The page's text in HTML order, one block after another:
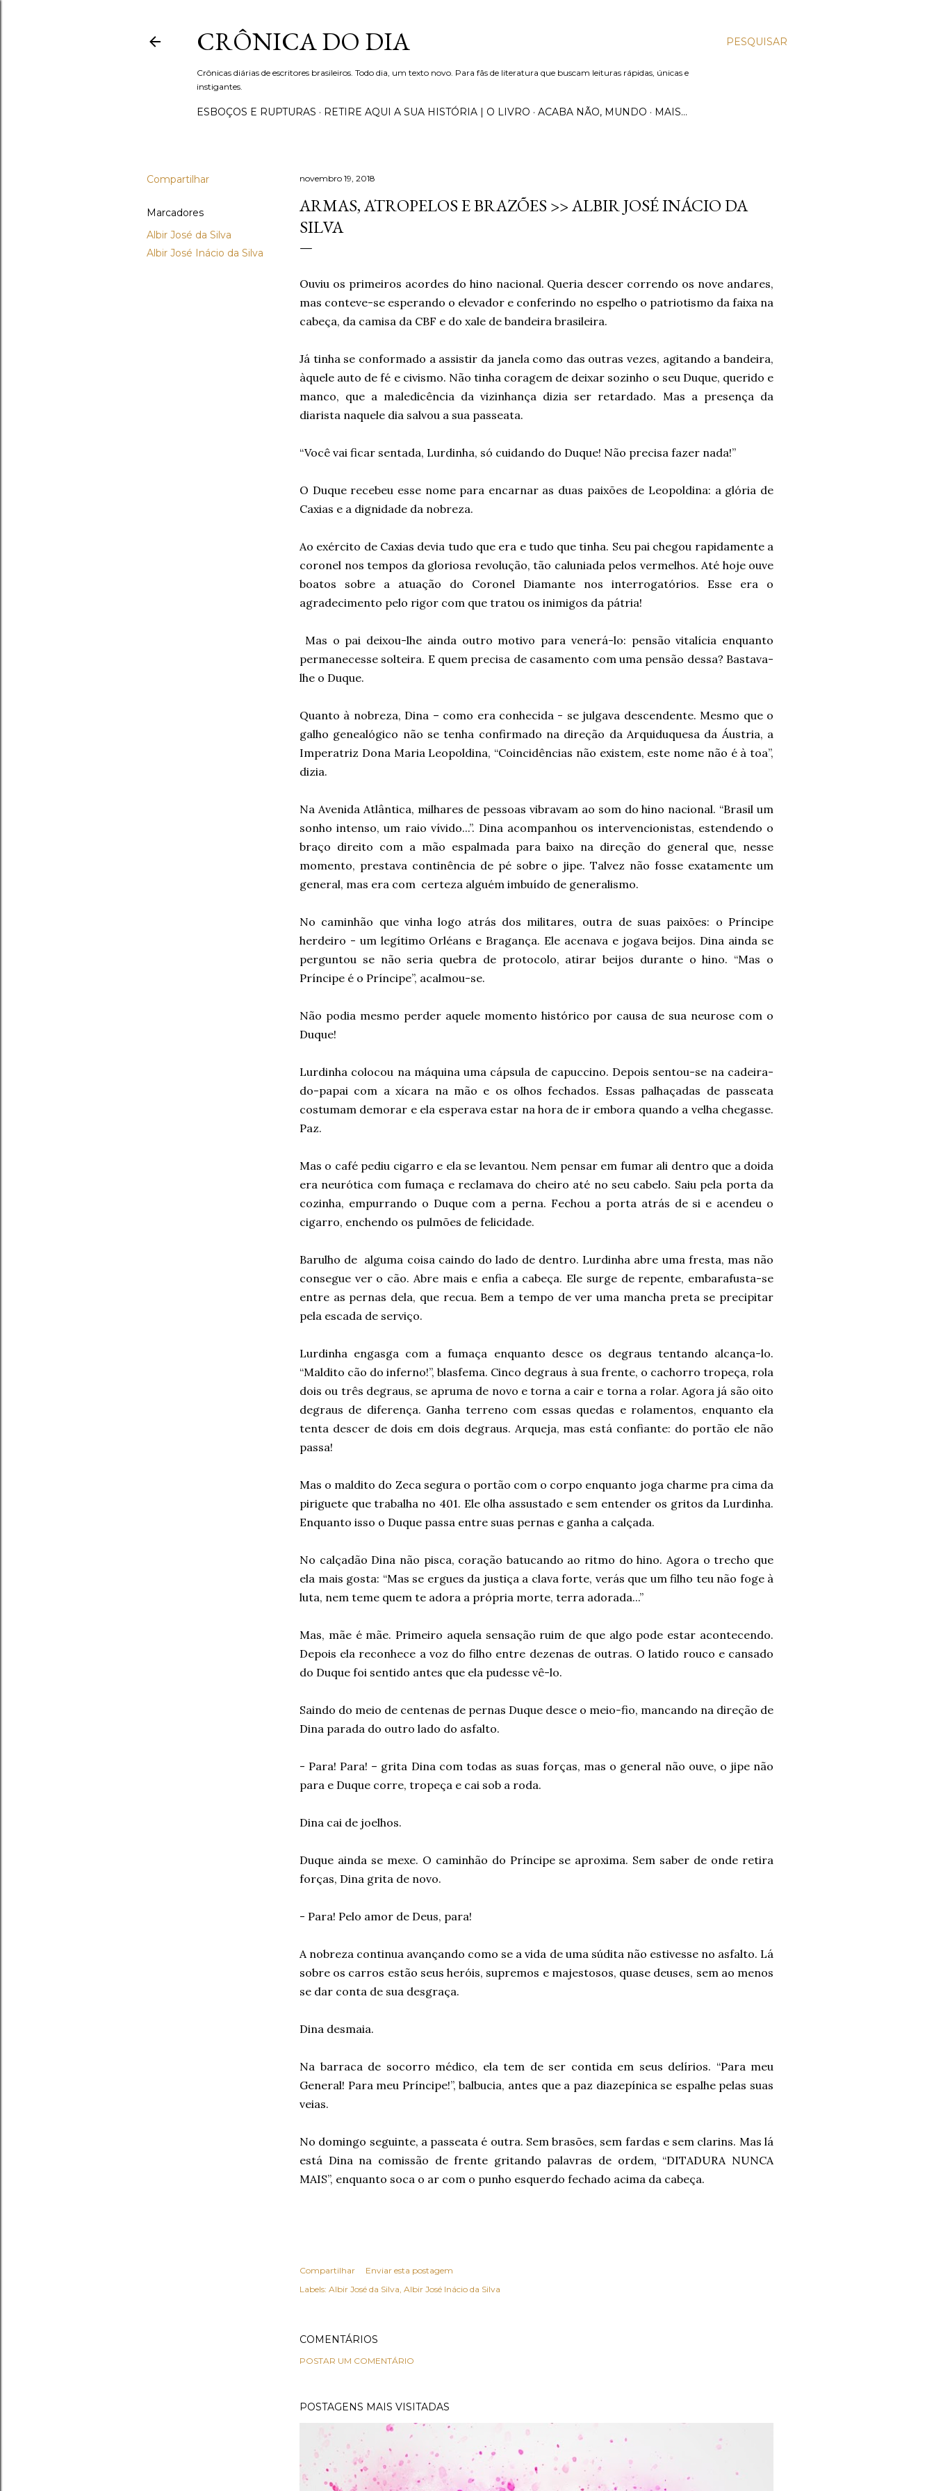
PESQUISAR
CRÔNICA DO DIA
Crônicas diárias de escritores brasileiros. Todo dia, um texto novo. Para fãs de literatura que buscam leituras rápidas, únicas e
instigantes.
ESBOÇOS E RUPTURAS RETIRE AQUI A SUA HISTÓRIA | O LIVRO ACABA NÃO, MUNDO MAIS…
Compartilhar
Marcadores
Albir José da Silva
Albir José Inácio da Silva
novembro 19, 2018
ARMAS, ATROPELOS E BRAZÕES >> ALBIR JOSÉ INÁCIO DA
SILVA
Ouviu os primeiros acordes do hino nacional. Queria descer correndo os nove andares,
mas conteve-se esperando o elevador e conferindo no espelho o patriotismo da faixa na
cabeça, da camisa da CBF e do xale de bandeira brasileira.
Já tinha se conformado a assistir da janela como das outras vezes, agitando a bandeira,
àquele auto de fé e civismo. Não tinha coragem de deixar sozinho o seu Duque, querido e
manco, que a maledicência da vizinhança dizia ser retardado. Mas a presença da
diarista naquele dia salvou a sua passeata.
“Você vai ficar sentada, Lurdinha, só cuidando do Duque! Não precisa fazer nada!”
O Duque recebeu esse nome para encarnar as duas paixões de Leopoldina: a glória de
Caxias e a dignidade da nobreza.
Ao exército de Caxias devia tudo que era e tudo que tinha. Seu pai chegou rapidamente a
coronel nos tempos da gloriosa revolução, tão caluniada pelos vermelhos. Até hoje ouve
boatos sobre a atuação do Coronel Diamante nos interrogatórios. Esse era o
agradecimento pelo rigor com que tratou os inimigos da pátria!
Mas o pai deixou-lhe ainda outro motivo para venerá-lo: pensão vitalícia enquanto
permanecesse solteira. E quem precisa de casamento com uma pensão dessa? Bastava-
lhe o Duque.
Quanto à nobreza, Dina – como era conhecida - se julgava descendente. Mesmo que o
galho genealógico não se tenha confirmado na direção da Arquiduquesa da Áustria, a
Imperatriz Dona Maria Leopoldina, “Coincidências não existem, este nome não é à toa”,
dizia.
Na Avenida Atlântica, milhares de pessoas vibravam ao som do hino nacional. “Brasil um
sonho intenso, um raio vívido...”. Dina acompanhou os intervencionistas, estendendo o
braço direito com a mão espalmada para baixo na direção do general que, nesse
momento, prestava continência de pé sobre o jipe. Talvez não fosse exatamente um
general, mas era com certeza alguém imbuído de generalismo.
No caminhão que vinha logo atrás dos militares, outra de suas paixões: o Príncipe
herdeiro - um legítimo Orléans e Bragança. Ele acenava e jogava beijos. Dina ainda se
perguntou se não seria quebra de protocolo, atirar beijos durante o hino. “Mas o
Príncipe é o Príncipe”, acalmou-se.
Não podia mesmo perder aquele momento histórico por causa de sua neurose com o
Duque!
Lurdinha colocou na máquina uma cápsula de capuccino. Depois sentou-se na cadeira-
do-papai com a xícara na mão e os olhos fechados. Essas palhaçadas de passeata
costumam demorar e ela esperava estar na hora de ir embora quando a velha chegasse.
Paz.
Mas o café pediu cigarro e ela se levantou. Nem pensar em fumar ali dentro que a doida
era neurótica com fumaça e reclamava do cheiro até no seu cabelo. Saiu pela porta da
cozinha, empurrando o Duque com a perna. Fechou a porta atrás de si e acendeu o
cigarro, enchendo os pulmões de felicidade.
Barulho de alguma coisa caindo do lado de dentro. Lurdinha abre uma fresta, mas não
consegue ver o cão. Abre mais e enfia a cabeça. Ele surge de repente, embarafusta-se
entre as pernas dela, que recua. Bem a tempo de ver uma mancha preta se precipitar
pela escada de serviço.
Lurdinha engasga com a fumaça enquanto desce os degraus tentando alcança-lo.
“Maldito cão do inferno!”, blasfema. Cinco degraus à sua frente, o cachorro tropeça, rola
dois ou três degraus, se apruma de novo e torna a cair e torna a rolar. Agora já são oito
degraus de diferença. Ganha terreno com essas quedas e rolamentos, enquanto ela
tenta descer de dois em dois degraus. Arqueja, mas está confiante: do portão ele não
passa!
Mas o maldito do Zeca segura o portão com o corpo enquanto joga charme pra cima da
piriguete que trabalha no 401. Ele olha assustado e sem entender os gritos da Lurdinha.
Enquanto isso o Duque passa entre suas pernas e ganha a calçada.
No calçadão Dina não pisca, coração batucando ao ritmo do hino. Agora o trecho que
ela mais gosta: “Mas se ergues da justiça a clava forte, verás que um filho teu não foge à
luta, nem teme quem te adora a própria morte, terra adorada...”
Mas, mãe é mãe. Primeiro aquela sensação ruim de que algo pode estar acontecendo.
Depois ela reconhece a voz do filho entre dezenas de outras. O latido rouco e cansado
do Duque foi sentido antes que ela pudesse vê-lo.
Saindo do meio de centenas de pernas Duque desce o meio-fio, mancando na direção de
Dina parada do outro lado do asfalto.
- Para! Para! – grita Dina com todas as suas forças, mas o general não ouve, o jipe não
para e Duque corre, tropeça e cai sob a roda.
Dina cai de joelhos.
Duque ainda se mexe. O caminhão do Príncipe se aproxima. Sem saber de onde retira
forças, Dina grita de novo.
- Para! Pelo amor de Deus, para!
A nobreza continua avançando como se a vida de uma súdita não estivesse no asfalto. Lá
sobre os carros estão seus heróis, supremos e majestosos, quase deuses, sem ao menos
se dar conta de sua desgraça.
Dina desmaia.
Na barraca de socorro médico, ela tem de ser contida em seus delírios. “Para meu
General! Para meu Príncipe!”, balbucia, antes que a paz diazepínica se espalhe pelas suas
veias.
No domingo seguinte, a passeata é outra. Sem brasões, sem fardas e sem clarins. Mas lá
está Dina na comissão de frente gritando palavras de ordem, “DITADURA NUNCA
MAIS”, enquanto soca o ar com o punho esquerdo fechado acima da cabeça.
Compartilhar
Enviar esta postagem
Labels: Albir José da Silva Albir José Inácio da Silva
COMENTÁRIOS
POSTAR UM COMENTÁRIO
POSTAGENS MAIS VISITADAS